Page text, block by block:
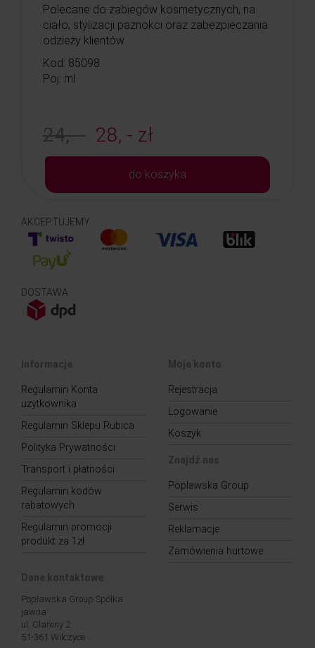
Polecane do zabiegów kosmetycznych, na
ciało, stylizacji paznokci oraz zabezpieczania
odzieży klientów.
Kod: 85098
Poj: ml
24, - 28, - zł
do koszyka
AKCEPTUJEMY
DOSTAWA
Informacje
Regulamin Konta
użytkownika
Regulamin Sklepu Rubica
Polityka Prywatności
Transport i płatności
Regulamin kodów
rabatowych
Regulamin promocji
produkt za 1zł
Moje konto
Rejestracja
Logowanie
Koszyk
Znajdź nas
Poplawska Group
Serwis
Reklamacje
Zamówienia hurtowe
Dane kontaktowe
Poplawska Group Spółka
jawna
ul. Clareny 2
51-361 Wilczyce